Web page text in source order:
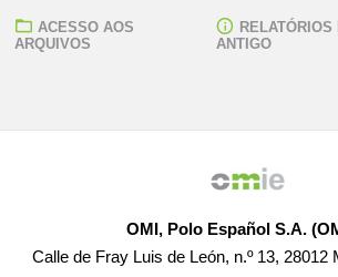
ACESSO AOS
ARQUIVOS
RELATÓRIOS
ANTIGO
OMI, Polo Español S.A.
Calle de Fray Luis de León, n.º 13, 28012